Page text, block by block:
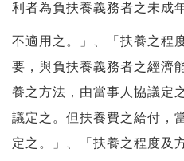
利者為負扶養義務者之未成
不適用之。」、「扶養之程
要，與負扶養義務者之經濟
養之方法，由當事人協議定
議定之。但扶養費之給付，
定之。」、「扶養之程度及